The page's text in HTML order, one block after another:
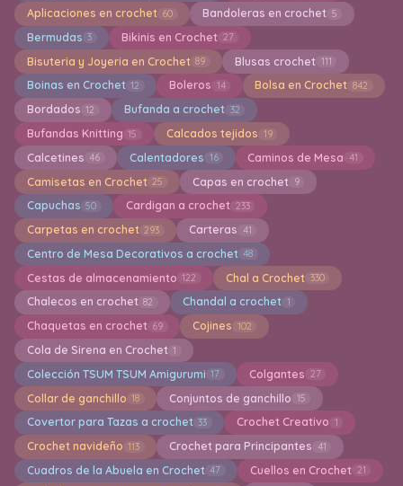
Aplicaciones en crochet 60 Bandoleras en crochet 5
Bermudas 3 Bikinis en Crochet 27
Bisuteria y Joyeria en Crochet 89 Blusas crochet 111
Boinas en Crochet 12 Boleros 14 Bolsa en Crochet 842
Bordados 12 Bufanda a crochet 32
Bufandas Knitting 15 Calcados tejidos 19
Calcetines 46 Calentadores 16 Caminos de Mesa 41
Camisetas en Crochet 25 Capas en crochet 9
Capuchas 50 Cardigan a crochet 233
Carpetas en crochet 293 Carteras 41
Centro de Mesa Decorativos a crochet 48
Cestas de almacenamiento 122 Chal a Crochet 330
Chalecos en crochet 82 Chandal a crochet 1
Chaquetas en crochet 69 Cojines 102
Cola de Sirena en Crochet 1
Colección TSUM TSUM Amigurumi 17 Colgantes 27
Collar de ganchillo 18 Conjuntos de ganchillo 15
Covertor para Tazas a crochet 33 Crochet Creativo 1
Crochet navideño 113 Crochet para Principantes 41
Cuadros de la Abuela en Crochet 47 Cuellos en Crochet 21